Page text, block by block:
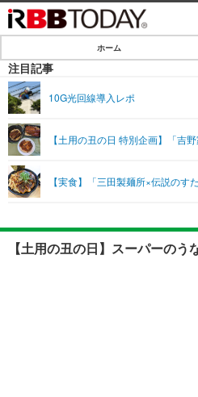
IT・デジタル
SPEED TEST
エンタメ
ライフ
リリース一覧
ホーム
注目記事
10G光回線導入レポ
【土用の丑の日 特別企画】「吉
【実食】「三田製麺所×伝説のす
【土用の丑の日】スーパーの